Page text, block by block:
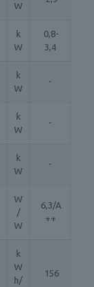
W
k
W
0,8-
3,4
k
W
-
k
W
-
k
W
-
W
/
W
6,3/A
++
k
W
h/
156